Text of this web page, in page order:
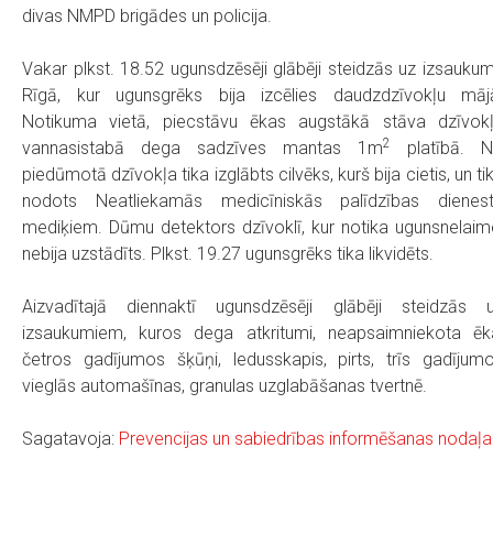
divas NMPD brigādes un policija.
Vakar plkst. 18.52 ugunsdzēsēji glābēji steidzās uz
Rīgā, kur ugunsgrēks bija izcēlies daudzdzīvokļu
Notikuma vietā, piecstāvu ēkas augstākā stāva
vannasistabā dega sadzīves mantas 1m2
platībā.
piedūmotā dzīvokļa tika izglābts cilvēks, kurš bija cietis, un
nodots Neatliekamās medicīniskās palīdzības
mediķiem. Dūmu detektors dzīvoklī, kur notika
nebija uzstādīts. Plkst. 19.27 ugunsgrēks tika likvidēts.
Aizvadītajā diennaktī ugunsdzēsēji glābēji steidzās
izsaukumiem, kuros dega atkritumi, neapsaimniekota
četros gadījumos šķūņi, ledusskapis, pirts, trīs
vieglās automašīnas, granulas uzglabāšanas tvertnē.
Sagatavoja: Prevencijas un sabiedrības informēšanas nodaļa